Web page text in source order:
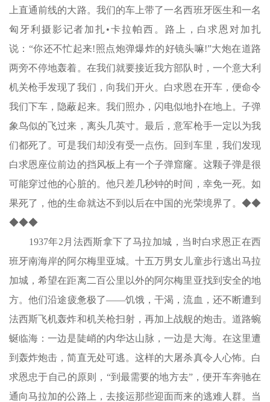
上直通前线的大路。我们的车上带了一名西班牙医生和一名
匈牙利摄影记者加扎•卡拉帕西。路上，白求恩对加扎
说：“你还不忙起来!照点炮弹爆炸的好镜头嘛!”大炮在道路
两旁不停地轰着。在我们就要接近我方部队时，一个意大利
机关枪手发现了我们，向我们开火。白求恩在开车，便命令
我们下车，隐蔽起来。我们照办，闪电似地扑在地上。子弹
象鸟似的飞过来，离头几英寸。最后，意军枪手一定以为我
们都死了。可是我们却没有受一点伤。回到车里，我们发现
白求恩座位前边的挡风板上有一个子弹窟窿。这颗子弹是很
可能穿过他的心脏的。他只差几秒钟的时间，幸免一死。如
果死了，他的生命就达不到以后在中国的光荣境界了。 ◆◆
◆◆◆
1937年2月法西斯拿下了马拉加城，当时白求恩正在西
班牙南海岸的阿尔梅里亚城。十五万男女儿童步行逃出马拉
加城，希望在距离二百公里以外的阿尔梅里亚找到安全的地
方。他们沿途疲惫极了——饥饿，干渴，流血，还不断遭到
法西斯飞机轰炸和机关枪扫射，再加上战舰的炮击。道路蜿
蜒临海：一边是陡峭的内华达山脉，一边是大海。在这里遭
到轰炸炮击，简直无处可逃。这样的大屠杀真令人心怖。白
求恩忠于自己的原则，“到最需要的地方去”，便开车奔驰在
通向马拉加的公路上，去接运那些迎面而来的逃难人群。当